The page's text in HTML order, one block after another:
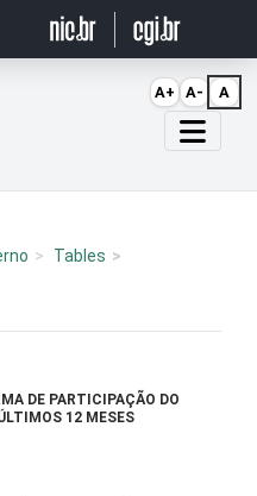
Tables
DE PARTICIPAÇÃO DO
12 MESES
A+ A- A